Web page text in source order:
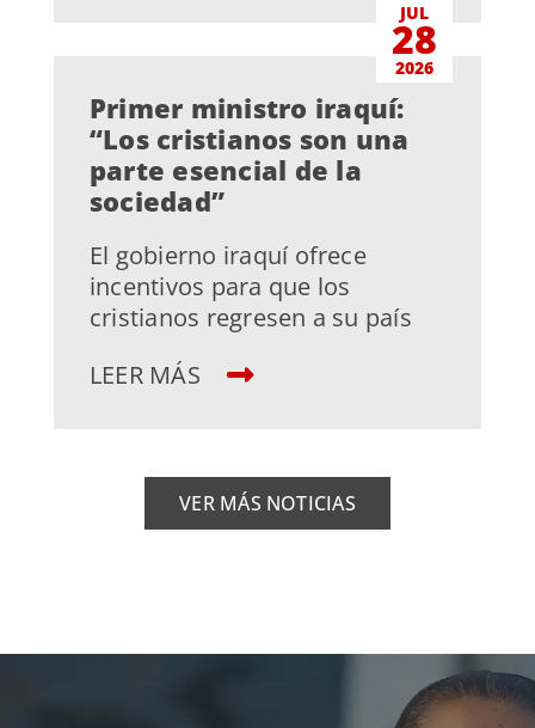
JUL
28
2026
Primer ministro iraquí:
“Los cristianos son una
parte esencial de la
sociedad”
El gobierno iraquí ofrece
incentivos para que los
cristianos regresen a su país
LEER MÁS
VER MÁS NOTICIAS